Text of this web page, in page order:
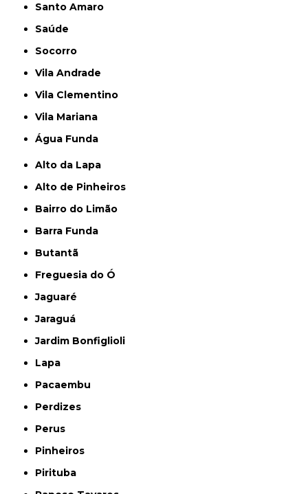
Santo Amaro
Saúde
Socorro
Vila Andrade
Vila Clementino
Vila Mariana
Água Funda
Alto da Lapa
Alto de Pinheiros
Bairro do Limão
Barra Funda
Butantã
Freguesia do Ó
Jaguaré
Jaraguá
Jardim Bonfiglioli
Lapa
Pacaembu
Perdizes
Perus
Pinheiros
Pirituba